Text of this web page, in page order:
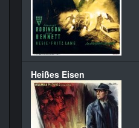
Heißes Eisen